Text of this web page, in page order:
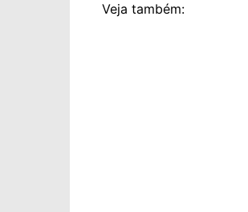
Veja também: